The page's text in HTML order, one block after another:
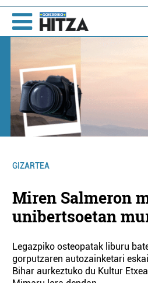
GIZARTEA
Miren Salmeron
unibertsoetan
Legazpiko osteopatak liburu
gorputzaren autozainketari
Bihar aurkeztuko du Kultur